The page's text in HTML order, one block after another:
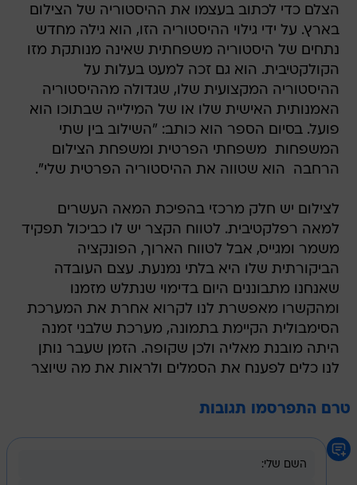
הצלם כדי לכתוב בעצמו את ההיסטוריה של הצילום
בארץ. על ידי גילוי ההיסטוריה הזו, הוא גילה מחדש
נתחים של היסטוריה משפחתית שאינה מנותקת מזו
הקולקטיבית. הוא גם זכה למעט בעלות על
ההיסטוריה המקצועית שלו, שגדולה מההיסטוריה
האמנותית האישית שלו או של המילייה שבתוכו הוא
פועל. בסיום הספר הוא כותב: "השילוב בין שתי
המשפחות  משפחתי הפרטית ומשפחת הצילום
הרחבה  הוא שטווה את ההיסטוריה הפרטית שלי".
לצילום יש חלק מרכזי בהפיכת המאה העשרים
למאה רפלקטיבית. לטווח הקצר יש לו כביכול תפקיד
משמר ומגייס, אבל לטווח הארוך, הפונקציה
הביקורתית שלו היא בלתי נמנעת. עצם העובדה
שאנחנו מתבוננים היום בדימוי שנתלש מזמנו
ומהקשרו מאפשרת לנו לקרוא אחרת את המערכת
הסימבולית הקיימת בתמונה, מערכת שלבני זמנה
היתה מובנת מאליה ולכן שקופה. הזמן שעבר נותן
לנו כלים לפענח את הסמלים ולראות את מה שיוצר
טרם התפרסמו תגובות